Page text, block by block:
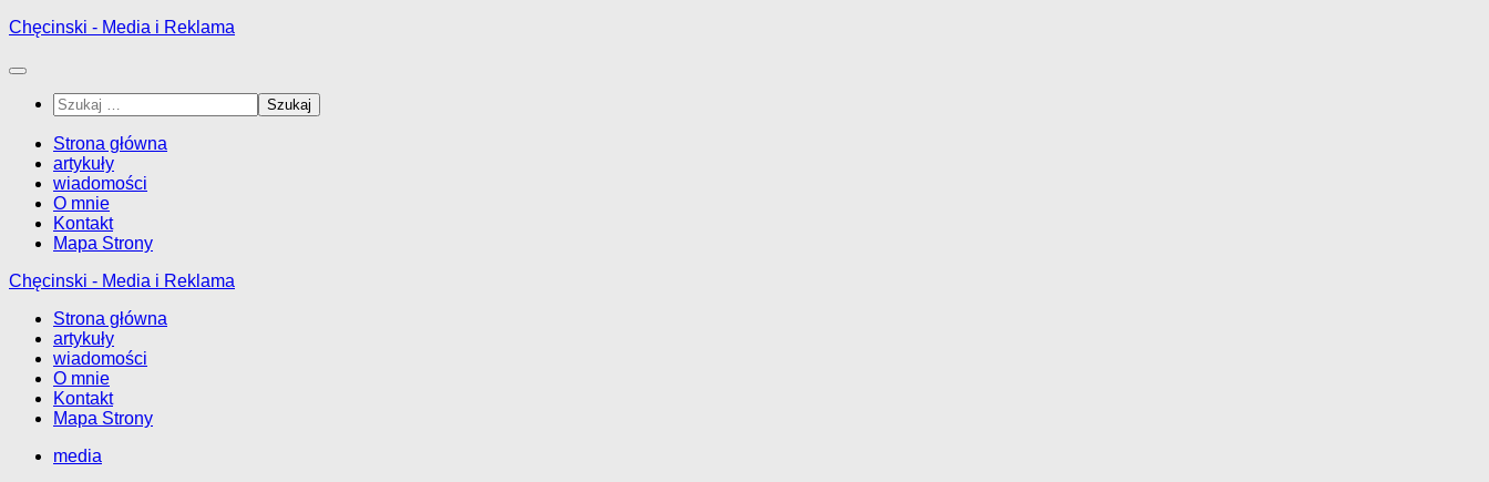
Przejdź
treści
Chęcinski - Media i Reklama
Szukaj:
Strona główna
artykuły
wiadomości
O mnie
Kontakt
Mapa Strony
Chęcinski - Media i Reklama
Strona główna
artykuły
wiadomości
O mnie
Kontakt
Mapa Strony
media